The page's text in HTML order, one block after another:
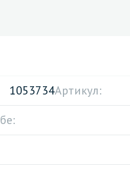
и грилей
1053734Артикул: